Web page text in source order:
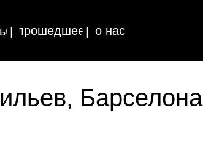
прошедшее о нас
Барселона